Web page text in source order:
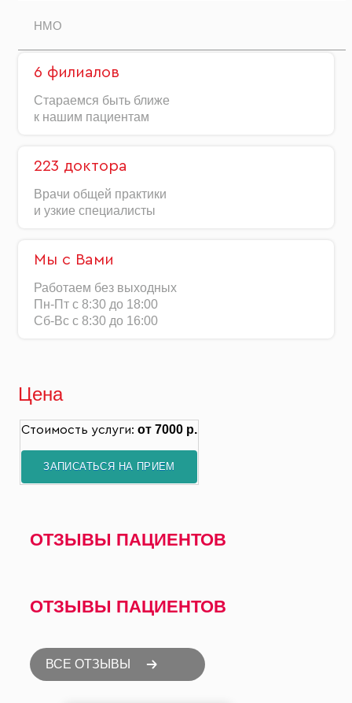
НМО
6 филиалов
Стараемся быть ближе
к нашим пациентам
223 доктора
Врачи общей практики
и узкие специалисты
Мы с Вами
Работаем без выходных
Пн-Пт с 8:30 до 18:00
Сб-Вс с 8:30 до 16:00
Цена
Стоимость услуги: от 7000 р.
ЗАПИСАТЬСЯ НА ПРИЕМ
ОТЗЫВЫ ПАЦИЕНТОВ
ОТЗЫВЫ ПАЦИЕНТОВ
ВСЕ ОТЗЫВЫ